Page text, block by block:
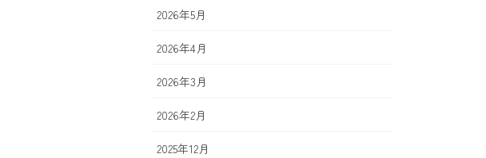
2026年5月
2026年4月
2026年3月
2026年2月
2025年12月